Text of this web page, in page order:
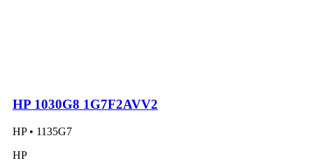
HP 1030G8 1G7F2AVV2
HP • 1135G7
HP